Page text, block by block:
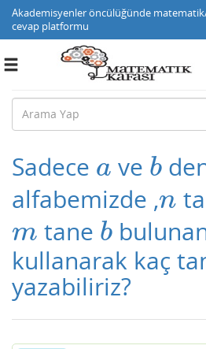
Akademisyenler öncülüğünde
cevap platformu
Toggle
Sadece a
a ve b
b
alfabemizde ,n
n
m
m tane b
b
kullanarak kaç
yazabiliriz?